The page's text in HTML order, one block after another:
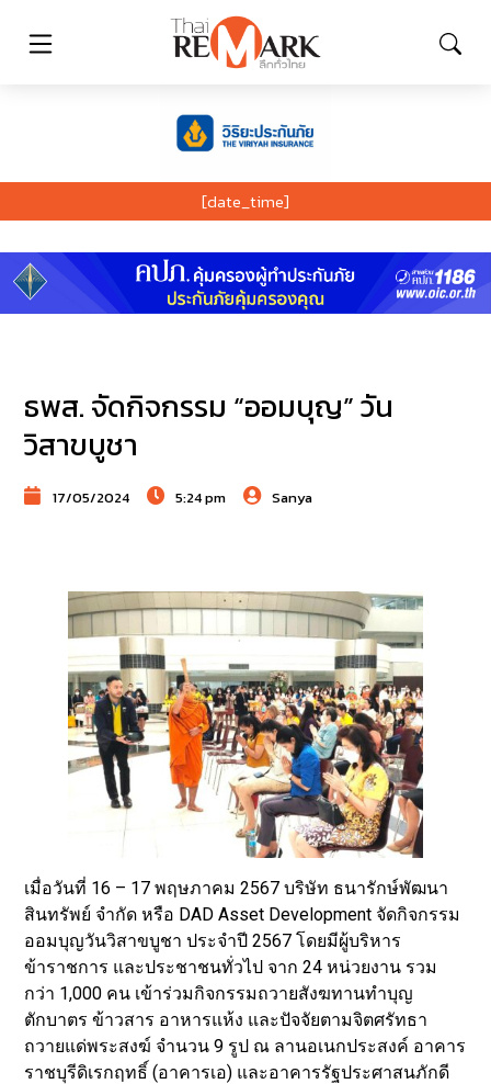
[date_time]
ธพส. จัดกิจกรรม “ออมบุญ” วัน
วิสาขบูชา
17/05/2024 5:24 pm Sanya
เมื่อวันที่ 16 – 17 พฤษภาคม 2567 บริษัท ธนารักษ์พัฒนา
สินทรัพย์ จำกัด หรือ DAD Asset Development จัดกิจกรรม
ออมบุญวันวิสาขบูชา ประจำปี 2567 โดยมีผู้บริหาร
ข้าราชการ และประชาชนทั่วไป จาก 24 หน่วยงาน รวม
กว่า 1,000 คน เข้าร่วมกิจกรรมถวายสังฆทานทำบุญ
ตักบาตร ข้าวสาร อาหารแห้ง และปัจจัยตามจิตศรัทธา
ถวายแด่พระสงฆ์ จำนวน 9 รูป ณ ลานอเนกประสงค์ อาคาร
ราชบุรีดิเรกฤทธิ์ (อาคารเอ) และอาคารรัฐประศาสนภักดี